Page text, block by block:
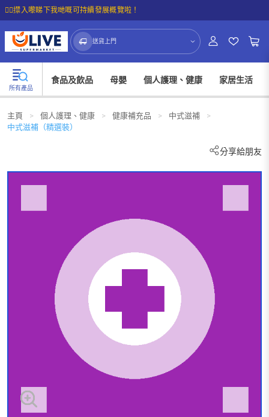
☝🏼㩒入嚟睇下我哋嘅可持續發展概覽啦！
送貨上門
所有產品
食品及飲品 母嬰 個人護理、健康 家居生活
主頁 > 個人護理、健康 > 健康補充品 > 中式滋補
>
中式滋補（精選裝）
分享給朋友